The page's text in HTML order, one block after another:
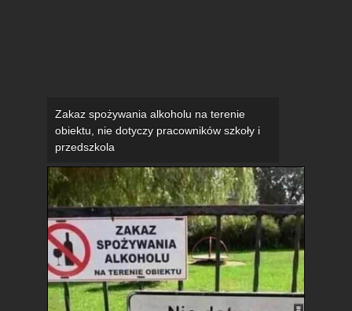
Zakaz spożywania alkoholu na terenie
obiektu, nie dotyczy pracowników szkoły i
przedszkola